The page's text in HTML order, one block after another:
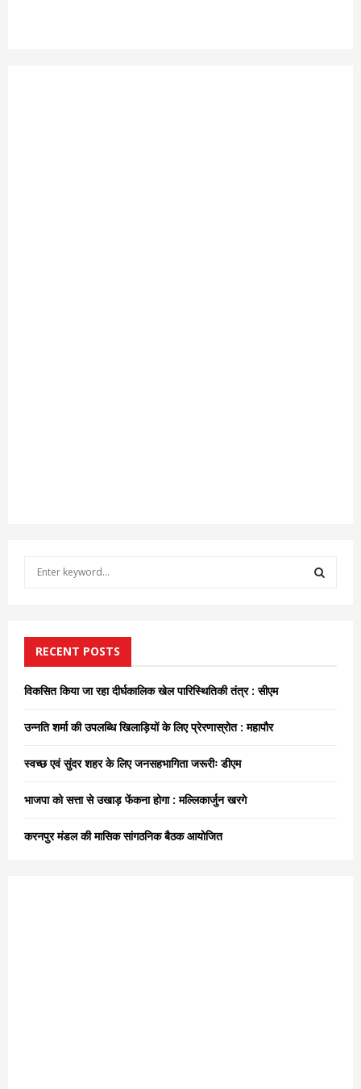
f
o
r
RECENT POSTS
विकसित किया जा रहा दीर्घकालिक खेल पारिस्थितिकी तंत्र : सीएम
उन्नति शर्मा की उपलब्धि खिलाड़ियों के लिए प्रेरणास्रोत : महापौर
स्वच्छ एवं सुंदर शहर के लिए जनसहभागिता जरूरीः डीएम
भाजपा को सत्ता से उखाड़ फेंकना होगा : मल्लिकार्जुन खरगे
करनपुर मंडल की मासिक सांगठनिक बैठक आयोजित